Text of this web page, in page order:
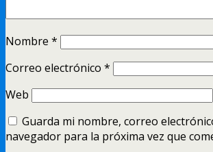
Nombre *
Correo electrónico *
Web
Guarda mi nombre, correo
navegador para la próxima vez que